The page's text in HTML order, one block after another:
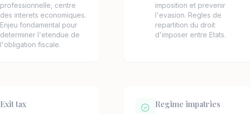
professionnelle, centre
des interets economiques.
Enjeu fondamental pour
determiner l'etendue de
l'obligation fiscale.
imposition et prevenir
l'evasion. Regles de
repartition du droit
d'imposer entre Etats.
Exit tax Regime impatries